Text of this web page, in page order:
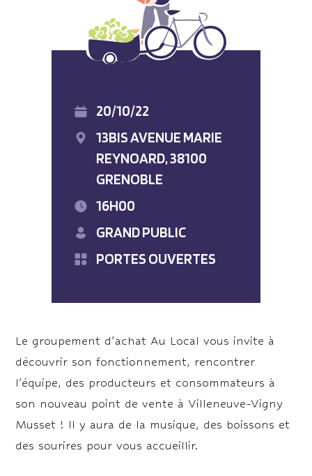
Le groupement d’achat Au Local vous invite à
découvrir son fonctionnement, rencontrer
l’équipe, des producteurs et consommateurs à
son nouveau point de vente à Villeneuve-Vigny
Musset ! Il y aura de la musique, des boissons et
des sourires pour vous accueillir.
20/10/22
13BIS AVENUE MARIE
REYNOARD, 38100
GRENOBLE
16H00
GRAND PUBLIC
PORTES OUVERTES